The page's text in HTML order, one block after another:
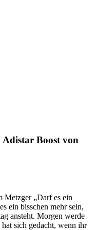
Adistar Boost von
Metzger „Darf es ein
ein bisschen mehr sein,
ansteht. Morgen werde
sich gedacht, wenn ihr